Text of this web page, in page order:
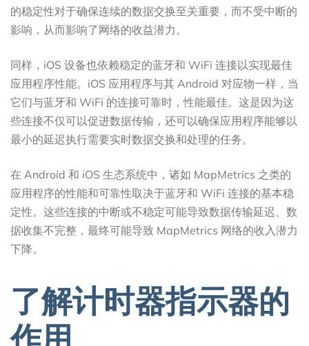
的稳定性对于确保连续的数据交换至关重要，而不受中断的
影响，从而影响了网络的收益潜力。
同样，iOS 设备也依赖稳定的蓝牙和 WiFi 连接以实现最佳
应用程序性能。iOS 应用程序与其 Android 对应物一样，当
它们与蓝牙和 WiFi 的连接可靠时，性能最佳。这是因为这
些连接不仅可以促进数据传输，还可以确保应用程序能够以
最小的延迟执行需要实时数据交换和处理的任务。
在 Android 和 iOS 生态系统中，诸如 MapMetrics 之类的
应用程序的性能和可靠性取决于蓝牙和 WiFi 连接的基本稳
定性。这些连接的中断或不稳定可能导致数据传输延迟、数
据收集不完整，最终可能导致 MapMetrics 网络的收入潜力
下降。
了解计时器指示器的
作用